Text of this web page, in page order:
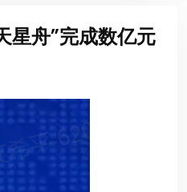
星舟”完成数亿元